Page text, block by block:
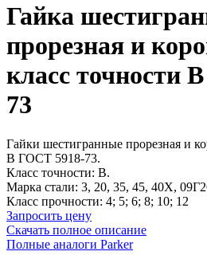
Гайка
прорезная и
класс точности
73
Гайки шестигранные прорезная и
В ГОСТ 5918-73.
Класс точности: B.
Марка стали: 3, 20, 35, 45, 40Х,
Класс прочности: 4; 5; 6; 8; 10; 12
Запросить цену
Скачать полное описание
Полные аналоги Parker